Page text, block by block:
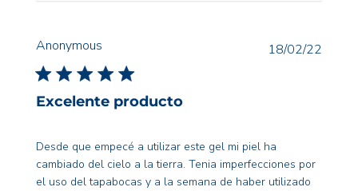
Anonymous
Excelente producto
Desde que empecé a utilizar este gel mi piel ha
cambiado del cielo a la tierra. Tenia imperfecciones por
el uso del tapabocas y a la semana de haber utilizado
18/02/22